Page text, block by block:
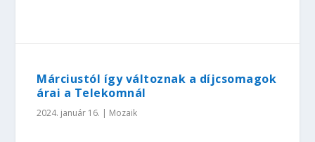
Márciustól így változnak a díjcsomagok
árai a Telekomnál
2024. január 16. | Mozaik